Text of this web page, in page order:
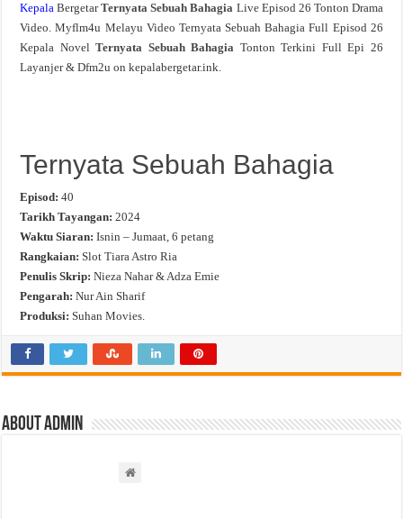
Live
26
Tonton
Drama
Kepala BergetarTernyata Sebuah Bahagia Live Episod 26 Tonton Drama
Video. Myflm4u Melayu Video Ternyata Sebuah Bahagia Full Episod 26
Kepala NovelTernyata Sebuah Bahagia Tonton Terkini Full Epi 26
Layanjer & Dfm2u on kepalabergetar.ink.
Ternyata Sebuah Bahagia
Episod: 40
Tarikh Tayangan: 2024
Waktu Siaran: Isnin – Jumaat, 6 petang
Rangkaian:Slot Tiara Astro Ria
Penulis Skrip: Nieza Nahar & Adza Emie
Pengarah: Nur Ain Sharif
Produksi: Suhan Movies.
About admin